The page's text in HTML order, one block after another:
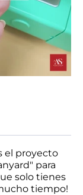
el proyecto
para
solo tienes
tiempo!